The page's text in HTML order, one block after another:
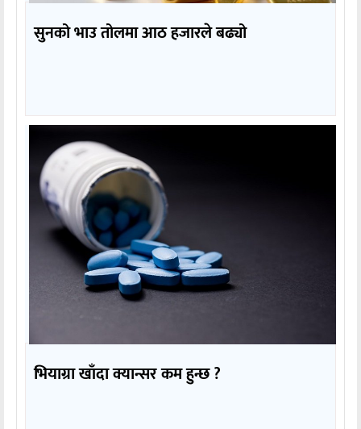
सुनको भाउ तोलमा आठ हजारले बढ्यो
भियाग्रा खाँदा क्यान्सर कम हुन्छ ?